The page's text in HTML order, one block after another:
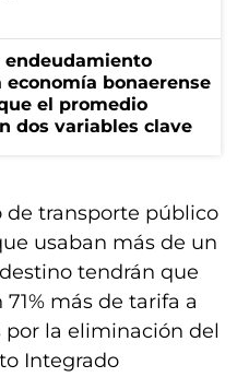
endeudamiento
bonaerense
el promedio
dos variables clave
de transporte público
usaban más de un
tendrán que
más de tarifa a
por la eliminación del
Integrado